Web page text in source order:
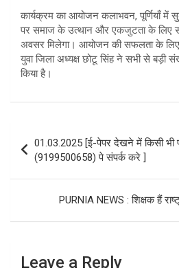
कार्यक्रम का आयोजन कलाभवन, पूर्णियाँ में
पर समाज के उत्थान और एकजुटता के लिए
अवसर मिलेगा। आयोजन की सफलता के लिए
युवा जिला अध्यक्ष छोटू सिंह ने सभी से बड़ी
किया है।
navigation
01.03.2025 [ई-पेपर देखने में किसी भी
(9199500658) पे संपर्क करे ]
PURNIA NEWS : शिक्षक हैं
Leave a Reply